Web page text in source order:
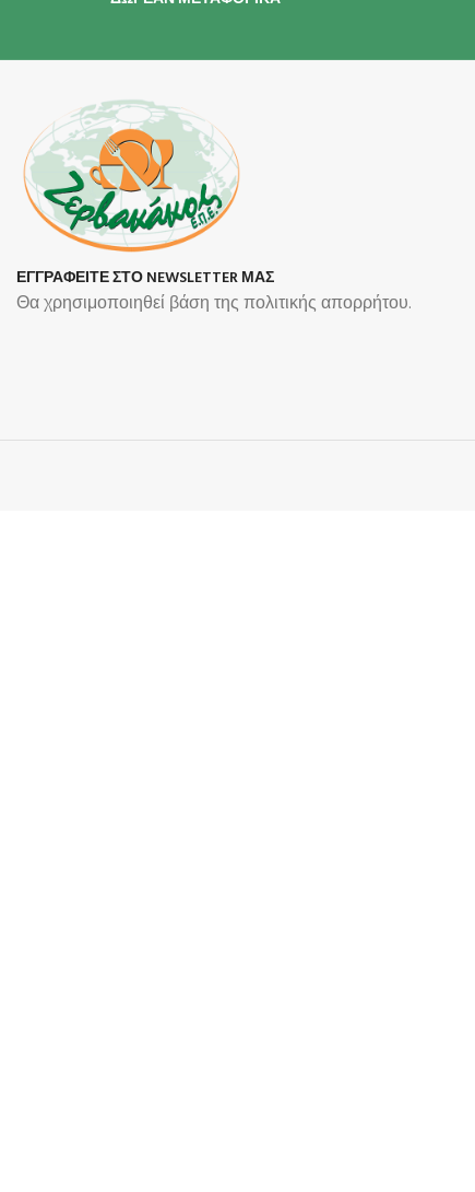
ΕΓΓΡΑΦΕΙΤΕ ΣΤΟ NEWSLETTER ΜΑΣ
Θα χρησιμοποιηθεί βάση της πολιτικής απορρήτου.